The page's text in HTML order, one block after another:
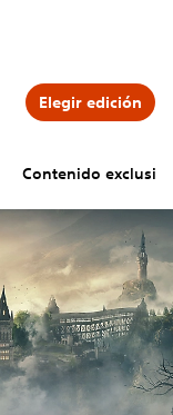
Contenido
Elegir edición